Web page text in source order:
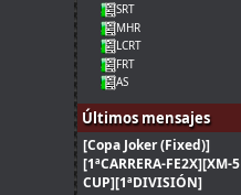
SRT
MHR
LCRT
FRT
AS
Últimos mensajes
[Copa Joker (Fixed)]
[1ªCARRERA-FE2X][XM-5
CUP][1ªDIVISIÓN]